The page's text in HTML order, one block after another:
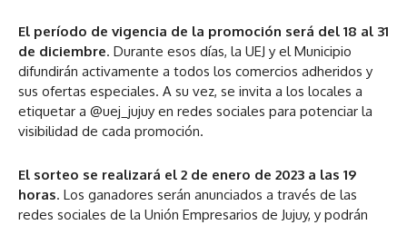
El período de vigencia de la promoción será del 18 al 31
de diciembre. Durante esos días, la UEJ y el Municipio
difundirán activamente a todos los comercios adheridos y
sus ofertas especiales. A su vez, se invita a los locales a
etiquetar a @uej_jujuy en redes sociales para potenciar la
visibilidad de cada promoción.
El sorteo se realizará el 2 de enero de 2023 a las 19
horas. Los ganadores serán anunciados a través de las
redes sociales de la Unión Empresarios de Jujuy, y podrán